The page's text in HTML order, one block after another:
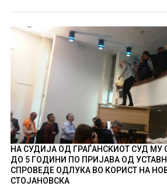
НА СУДИЈА ОД ГРАЃАНСКИОТ СУД МУ
ДО 5 ГОДИНИ ПО ПРИЈАВА ОД
СПРОВЕДЕ ОДЛУКА ВО КОРИСТ НА
СТОЈАНОВСКА